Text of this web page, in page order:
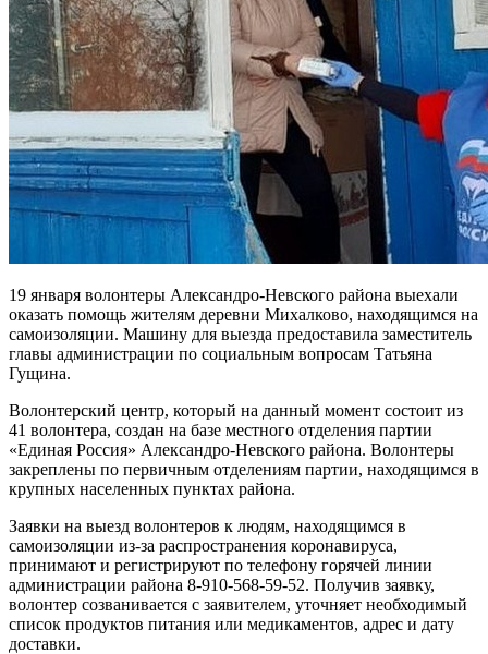
19 января волонтеры Александро-Невского района выехали
оказать помощь жителям деревни Михалково, находящимся на
самоизоляции. Машину для выезда предоставила заместитель
главы администрации по социальным вопросам Татьяна
Гущина.
Волонтерский центр, который на данный момент состоит из
41 волонтера, создан на базе местного отделения партии
«Единая Россия» Александро-Невского района. Волонтеры
закреплены по первичным отделениям партии, находящимся в
крупных населенных пунктах района.
Заявки на выезд волонтеров к людям, находящимся в
самоизоляции из-за распространения коронавируса,
принимают и регистрируют по телефону горячей линии
администрации района 8-910-568-59-52. Получив заявку,
волонтер созванивается с заявителем, уточняет необходимый
список продуктов питания или медикаментов, адрес и дату
доставки.